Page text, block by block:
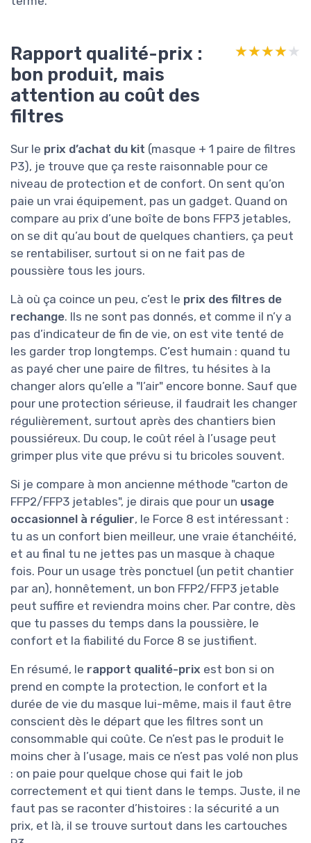
Rapport qualité-prix :
bon produit, mais
attention au coût des
filtres
★★★★★
★★★★★
Sur le prix d’achat du kit (masque + 1 paire de filtres
P3), je trouve que ça reste raisonnable pour ce
niveau de protection et de confort. On sent qu’on
paie un vrai équipement, pas un gadget. Quand on
compare au prix d’une boîte de bons FFP3 jetables,
on se dit qu’au bout de quelques chantiers, ça peut
se rentabiliser, surtout si on ne fait pas de
poussière tous les jours.
Là où ça coince un peu, c’est le prix des filtres de
rechange. Ils ne sont pas donnés, et comme il n’y a
pas d’indicateur de fin de vie, on est vite tenté de
les garder trop longtemps. C’est humain : quand tu
as payé cher une paire de filtres, tu hésites à la
changer alors qu’elle a "l’air" encore bonne. Sauf que
pour une protection sérieuse, il faudrait les changer
régulièrement, surtout après des chantiers bien
poussiéreux. Du coup, le coût réel à l’usage peut
grimper plus vite que prévu si tu bricoles souvent.
Si je compare à mon ancienne méthode "carton de
FFP2/FFP3 jetables", je dirais que pour un usage
occasionnel à régulier, le Force 8 est intéressant :
tu as un confort bien meilleur, une vraie étanchéité,
et au final tu ne jettes pas un masque à chaque
fois. Pour un usage très ponctuel (un petit chantier
par an), honnêtement, un bon FFP2/FFP3 jetable
peut suffire et reviendra moins cher. Par contre, dès
que tu passes du temps dans la poussière, le
confort et la fiabilité du Force 8 se justifient.
En résumé, le rapport qualité-prix est bon si on
prend en compte la protection, le confort et la
durée de vie du masque lui-même, mais il faut être
conscient dès le départ que les filtres sont un
consommable qui coûte. Ce n’est pas le produit le
moins cher à l’usage, mais ce n’est pas volé non plus
: on paie pour quelque chose qui fait le job
correctement et qui tient dans le temps. Juste, il ne
faut pas se raconter d’histoires : la sécurité a un
prix, et là, il se trouve surtout dans les cartouches